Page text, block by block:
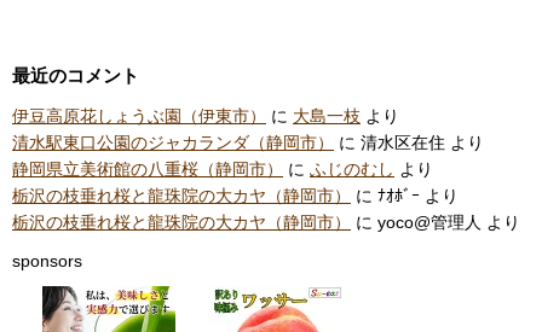
最近のコメント
伊豆高原花しょうぶ園（伊東市） に 大島一枝 より
清水駅東口公園のジャカランダ（静岡市）
に 清水区在住 より
静岡県立美術館の八重桜（静岡市）
に ふじのむし より
栃沢の枝垂れ桜と龍珠院の大カヤ（静岡市）
に ﾅｵﾎﾞｰ より
栃沢の枝垂れ桜と龍珠院の大カヤ（静岡市）
に yoco@管理人 より
sponsors